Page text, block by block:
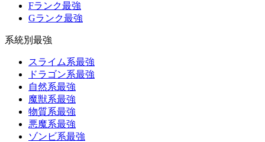
Fランク最強
Gランク最強
系統別最強
スライム系最強
ドラゴン系最強
自然系最強
魔獣系最強
物質系最強
悪魔系最強
ゾンビ系最強